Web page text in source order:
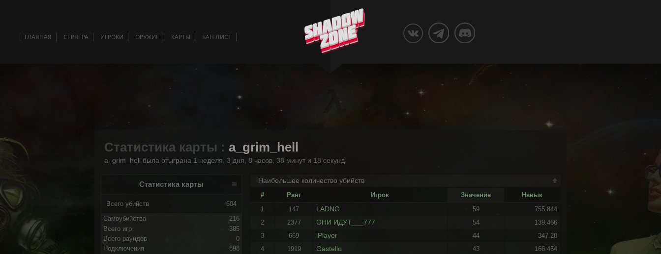
ГЛАВНАЯ СЕРВЕРА ИГРОКИ ОРУЖИЕ КАРТЫ БАН ЛИСТ
Статистика карты : a_grim_hell
a_grim_hell была отыграна 1 неделя, 3 дня, 8 часов, 38 минут и 18 секунд
Статистика карты
Всего убийств 604
Самоубийства
216
Всего игр
385
Всего раундов
0
Подключения
898
Наибольшее количество убийств
# Ранг Игрок Значение
Навык
1
147 LADNO 59
755.844
2
2377 ОНИ ИДУТ___777 54
139.466
3
669 iPlayer 44
347.28
4
1919 Gastello 43
166.454